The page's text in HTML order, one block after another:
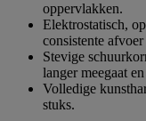
oppervlakken.
Elektrostatisch,
consistente
Stevige
langer meegaat
Volledige
stuks.